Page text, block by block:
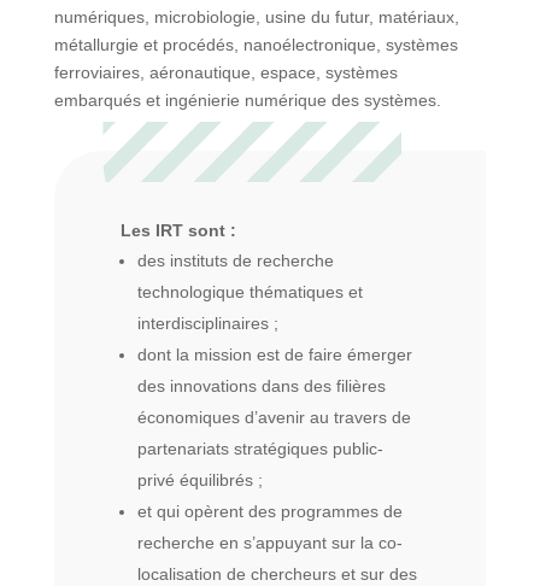
numériques, microbiologie, usine du futur, matériaux,
métallurgie et procédés, nanoélectronique, systèmes
ferroviaires, aéronautique, espace, systèmes
embarqués et ingénierie numérique des systèmes.
Les IRT sont :
des instituts de recherche
technologique thématiques et
interdisciplinaires ;
dont la mission est de faire émerger
des innovations dans des filières
économiques d’avenir au travers de
partenariats stratégiques public-
privé équilibrés ;
et qui opèrent des programmes de
recherche en s’appuyant sur la co-
localisation de chercheurs et sur des